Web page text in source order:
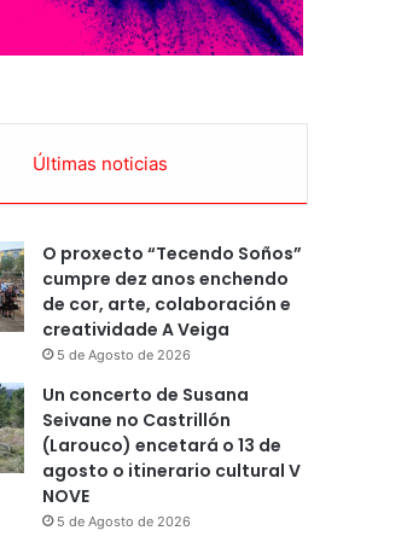
Últimas noticias
O proxecto “Tecendo Soños”
cumpre dez anos enchendo
de cor, arte, colaboración e
creatividade A Veiga
5 de Agosto de 2026
Un concerto de Susana
Seivane no Castrillón
(Larouco) encetará o 13 de
agosto o itinerario cultural V
NOVE
5 de Agosto de 2026